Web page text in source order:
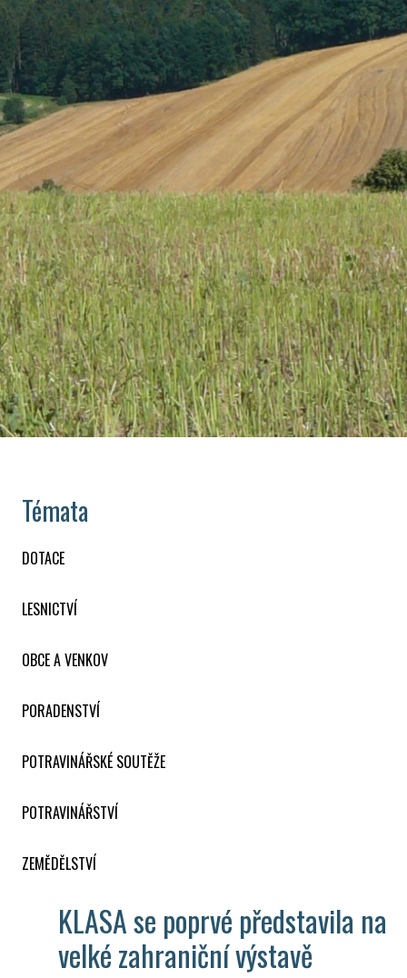
Témata
DOTACE
LESNICTVÍ
OBCE A VENKOV
PORADENSTVÍ
POTRAVINÁŘSKÉ SOUTĚŽE
POTRAVINÁŘSTVÍ
ZEMĚDĚLSTVÍ
KLASA se poprvé představila na
velké zahraniční výstavě